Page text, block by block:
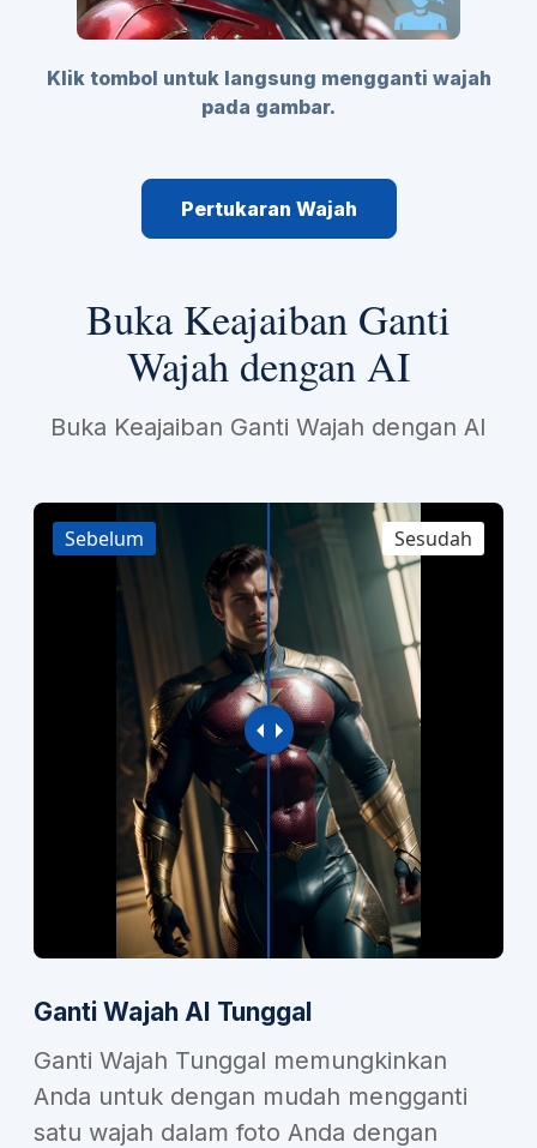
Klik tombol untuk langsung mengganti wajah
pada gambar.
Pertukaran Wajah
Buka Keajaiban Ganti
Wajah dengan AI
Buka Keajaiban Ganti Wajah dengan AI
Sesudah
Sebelum
Ganti Wajah AI Tunggal
Ganti Wajah Tunggal memungkinkan
Anda untuk dengan mudah mengganti
satu wajah dalam foto Anda dengan